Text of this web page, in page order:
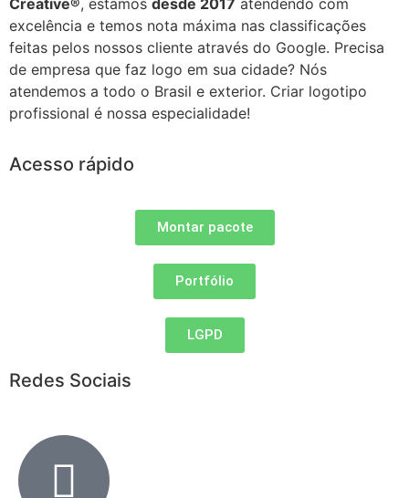
excelência e temos nota máxima nas classificações
feitas pelos nossos cliente através do Google. Precisa
de empresa que faz logo em sua cidade? Nós
atendemos a todo o Brasil e exterior. Criar logotipo
profissional é nossa especialidade!
Acesso rápido
Montar pacote
Portfólio
LGPD
Redes Sociais